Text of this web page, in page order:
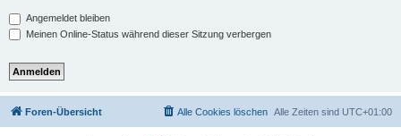
Angemeldet bleiben
Meinen Online-Status während dieser Sitzung verbergen
Foren-Übersicht Alle Zeiten sind UTC+01:00
Alle Cookies löschen